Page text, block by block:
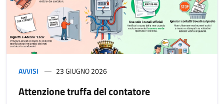
AVVISI 23 GIUGNO 2026
Attenzione truffa del contatore